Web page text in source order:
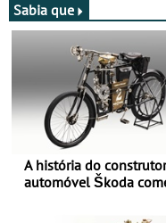
Sabia que
A história do construtor
automóvel Škoda